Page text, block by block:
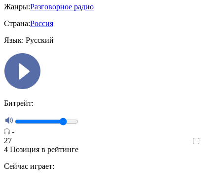
Жанры:Разговорное радио
Страна:Россия
Язык: Русский
Битрейт:
-
27
4 Позиция в рейтинге
Сейчас играет: